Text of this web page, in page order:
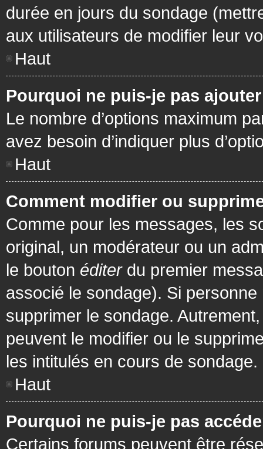
durée en jours du sondage
aux utilisateurs de modifier leur
Haut
Pourquoi ne puis-je pas
Le nombre d’options maximum
avez besoin d’indiquer plus
Haut
Comment modifier ou
Comme pour les messages, les
original, un modérateur ou un
le bouton éditerdu premier
associé le sondage). Si personne
supprimer le sondage.
peuvent le modifier ou le
les intitulés en cours de sondage.
Haut
Pourquoi ne puis-je pas
Certains forums peuvent être